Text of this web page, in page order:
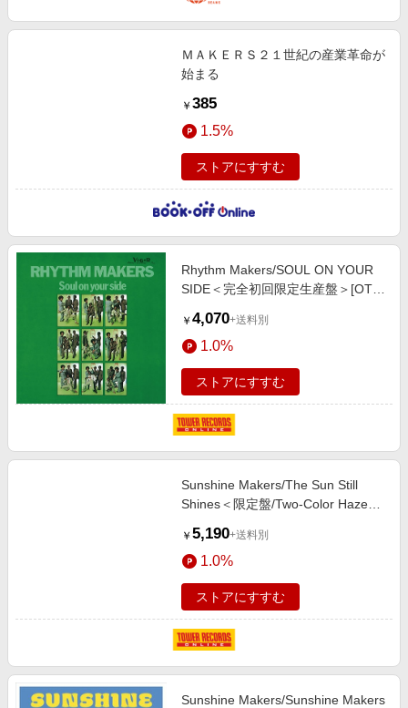
ＭＡＫＥＲＳ２１世紀の産業革命が
始まる
￥ 385
1.5%
ストアにすすむ
Rhythm Makers/SOUL ON YOUR
SIDE＜完全初回限定生産盤＞[OTS-
￥ 4,070+送料別
1.0%
ストアにすすむ
Sunshine Makers/The Sun Still
Shines＜限定盤/Two-Color Haze
￥ 5,190+送料別
1.0%
ストアにすすむ
Sunshine Makers/Sunshine Makers